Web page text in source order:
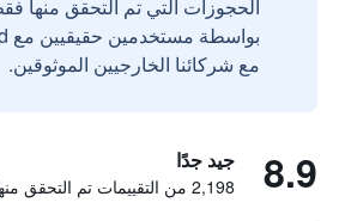
الحجوزات التي تم التحقق منها
مع شركائنا الخارجيين الموثوقين.
8.9 جيد جدًا
2,198 من التقييمات تم التحقق منها